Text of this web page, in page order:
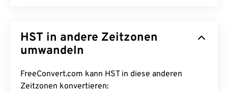
HST in andere Zeitzonen
umwandeln
FreeConvert.com kann HST in diese anderen
Zeitzonen konvertieren: